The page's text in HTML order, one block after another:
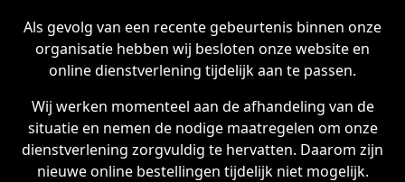
Als gevolg van een recente gebeurtenis binnen onze
organisatie hebben wij besloten onze website en
online dienstverlening tijdelijk aan te passen.
Wij werken momenteel aan de afhandeling van de
situatie en nemen de nodige maatregelen om onze
dienstverlening zorgvuldig te hervatten. Daarom zijn
nieuwe online bestellingen tijdelijk niet mogelijk.